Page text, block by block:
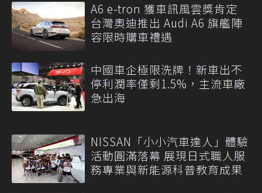
A6 e-tron 獲車訊風雲獎肯定
台灣奧迪推出 Audi A6 旗艦陣
容限時購車禮遇
中國車企極限洗牌！新車出不
停利潤率僅剩1.5%，主流車廠
急出海
NISSAN「小小汽車達人」體驗
活動圓滿落幕 展現日式職人服
務專業與新能源科普教育成果